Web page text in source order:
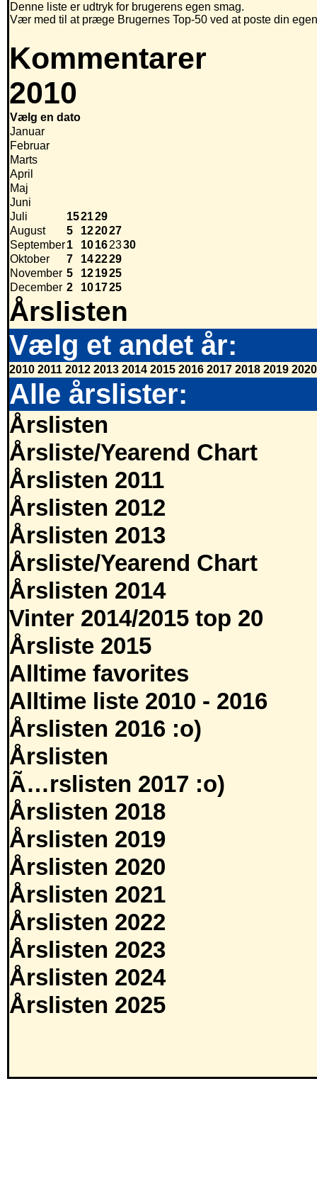
Denne liste er udtryk for brugerens egen smag.
Vær med til at præge Brugernes Top-50 ved at poste din
Kommentarer
2010
Vælg en dato
Januar
Februar
Marts
April
Maj
Juni
Juli
152129
August
5 122027
September1 10162330
Oktober
7 142229
November 5 121925
December 2 101725
Årslisten
Vælg et andet år:
2010 2011 2012 2013 2014 2015 2016 2017 2018 2019 2020
Alle årslister:
Årslisten
Årsliste/Yearend Chart
Årslisten 2011
Årslisten 2012
Årslisten 2013
Årsliste/Yearend Chart
Årslisten 2014
Vinter 2014/2015 top 20
Årsliste 2015
Alltime favorites
Alltime liste 2010 - 2016
Årslisten 2016 :o)
Årslisten
Ã…rslisten 2017 :o)
Årslisten 2018
Årslisten 2019
Årslisten 2020
Årslisten 2021
Årslisten 2022
Årslisten 2023
Årslisten 2024
Årslisten 2025